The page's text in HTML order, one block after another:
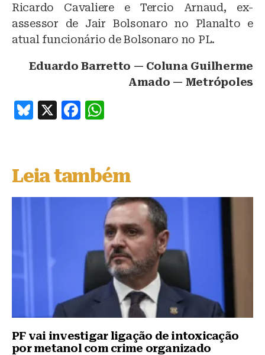
Ricardo Cavaliere e Tercio Arnaud, ex-
assessor de Jair Bolsonaro no Planalto e
atual funcionário de Bolsonaro no PL.
Eduardo Barretto — Coluna Guilherme
Amado — Metrópoles
B
s
k
y
X
F
e
b
o
s
A
p
p
Leia também
PF vai investigar ligação de intoxicação
por metanol com crime organizado